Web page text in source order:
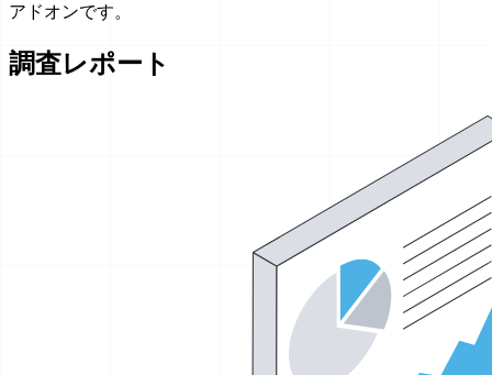
アドオンです。
調査レポート